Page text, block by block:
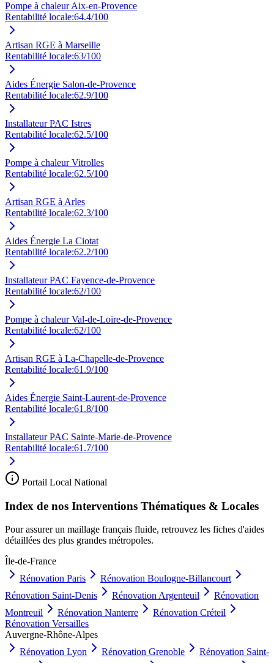
Pompe à chaleur Aix-en-Provence
Rentabilité locale:64.4/100
Artisan RGE à Marseille
Rentabilité locale:63/100
Aides Énergie Salon-de-Provence
Rentabilité locale:62.9/100
Installateur PAC Istres
Rentabilité locale:62.5/100
Pompe à chaleur Vitrolles
Rentabilité locale:62.5/100
Artisan RGE à Arles
Rentabilité locale:62.3/100
Aides Énergie La Ciotat
Rentabilité locale:62.2/100
Installateur PAC Fayence-de-Provence
Rentabilité locale:62/100
Pompe à chaleur Val-de-Loire-de-Provence
Rentabilité locale:62/100
Artisan RGE à La-Chapelle-de-Provence
Rentabilité locale:61.9/100
Aides Énergie Saint-Laurent-de-Provence
Rentabilité locale:61.8/100
Installateur PAC Sainte-Marie-de-Provence
Rentabilité locale:61.7/100
Portail Local National
Index de nos Interventions Thématiques & Locales
Pour assurer un maillage français fluide, retrouvez les fiches d'aides
détaillées des plus grandes métropoles.
Île-de-France
Rénovation Paris Rénovation Boulogne-Billancourt
Rénovation Saint-Denis Rénovation Argenteuil
Rénovation
Montreuil
Rénovation Nanterre Rénovation Créteil
Rénovation Versailles
Auvergne-Rhône-Alpes
Rénovation Lyon Rénovation Grenoble Rénovation Saint-